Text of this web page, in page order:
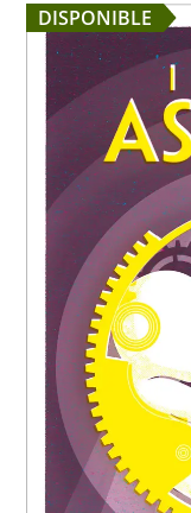
DISPONIBLE